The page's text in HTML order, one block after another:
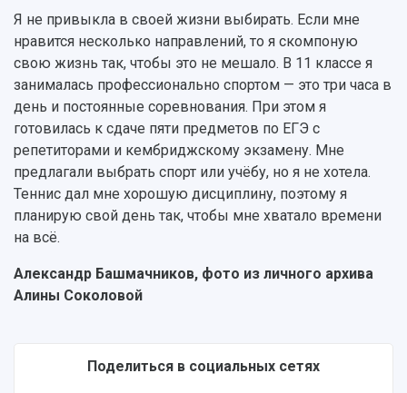
Я не привыкла в своей жизни выбирать. Если мне
нравится несколько направлений, то я скомпоную
свою жизнь так, чтобы это не мешало. В 11 классе я
занималась профессионально спортом — это три часа в
день и постоянные соревнования. При этом я
готовилась к сдаче пяти предметов по ЕГЭ с
репетиторами и кембриджскому экзамену. Мне
предлагали выбрать спорт или учёбу, но я не хотела.
Теннис дал мне хорошую дисциплину, поэтому я
планирую свой день так, чтобы мне хватало времени
на всё.
Александр Башмачников, фото из личного архива
Алины Соколовой
Поделиться в социальных сетях